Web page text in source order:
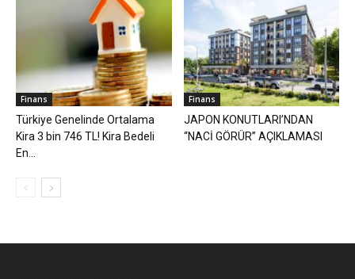
Finans
Türkiye Genelinde Ortalama
Kira 3 bin 746 TL! Kira Bedeli
En...
Finans
JAPON KONUTLARI’NDAN
“NACİ GÖRÜR” AÇIKLAMASI